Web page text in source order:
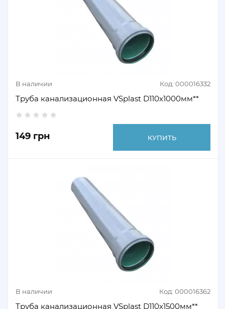
В наличии Код: 000016332
Труба канализационная VSplast D110х1000мм**
149 грн КУПИТЬ
В наличии Код: 000016362
Труба канализационная VSplast D110х1500мм**